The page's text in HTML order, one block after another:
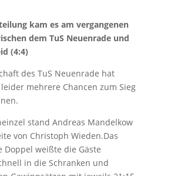
kam es am vergangenen
dem TuS Neuenrade und
(4:4)
des TuS Neuenrade hat
mehrere Chancen zum Sieg
stand Andreas Mandelkow
von Christoph Wieden.Das
Doppel weißte die Gäste
in die Schranken und